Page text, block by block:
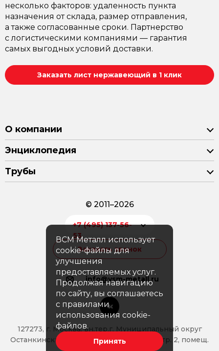
несколько факторов: удаленность пункта
назначения от склада, размер отправления,
а также согласованные сроки. Партнерство
с логистическими компаниями — гарантия
самых выгодных условий доставки.
Заказать лист нержавеющий в 1 клик
О компании
Энциклопедия
Трубы
© 2011–2026
+7 (495) 137-56-
53
Заказать звонок
info@vsm-metall.ru
127273, г. Москва, вн.тер.г. Муниципальный округ
Останкинский, Аллея Берёзовая, д. 14б, стр. 2, помещ.
ВСМ Металл использует
cookie-файлы для
улучшения
предоставляемых услуг.
Продолжая навигацию
по сайту, вы соглашаетесь
с правилами
использования cookie-
файлов.
Принять